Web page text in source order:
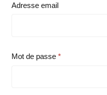
Adresse email
Mot de passe